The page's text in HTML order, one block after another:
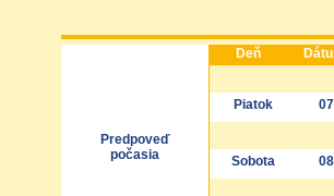
Predpoveď
počasia
Deň
Piatok
Sobota